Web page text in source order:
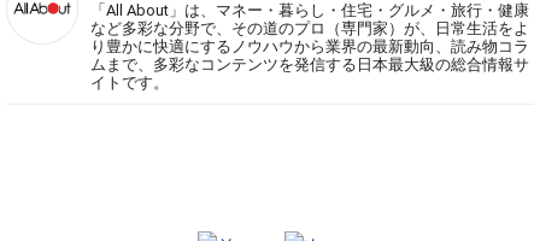
「All About」は、マネー・暮らし・住宅・グルメ・旅行・健康
など多彩な分野で、その道のプロ（専門家）が、日常生活をよ
り豊かに快適にするノウハウから業界の最新動向、読み物コラ
ムまで、多彩なコンテンツを発信する日本最大級の総合情報サ
イトです。